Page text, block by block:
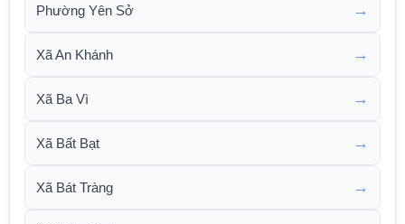
Phường Yên Sở →
Xã An Khánh →
Xã Ba Vì →
Xã Bất Bạt →
Xã Bát Tràng →